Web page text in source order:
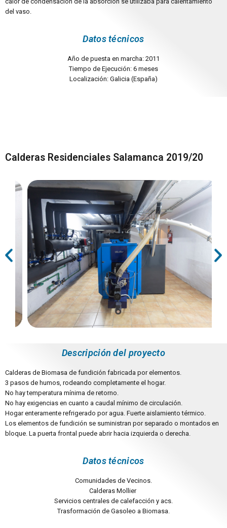
del vaso.
Datos técnicos
Año de puesta en marcha: 2011
Tiempo de Ejecución: 6 meses
Localización: Galicia (España)
Calderas Residenciales Salamanca 2019/20
Descripción del proyecto
Calderas de Biomasa de fundición fabricada por elementos.
3 pasos de humos, rodeando completamente el hogar.
No hay temperatura mínima de retorno.
No hay exigencias en cuanto a caudal mínimo de circulación.
Hogar enteramente refrigerado por agua. Fuerte aislamiento térmico.
Los elementos de fundición se suministran por separado o montados en
bloque. La puerta frontal puede abrir hacia izquierda o derecha.
Datos técnicos
Comunidades de Vecinos.
Calderas Mollier
Servicios centrales de calefacción y acs.
Trasformación de Gasoleo a Biomasa.